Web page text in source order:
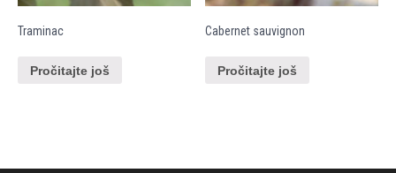
Traminac
Pročitajte još
Cabernet sauvignon
Pročitajte još